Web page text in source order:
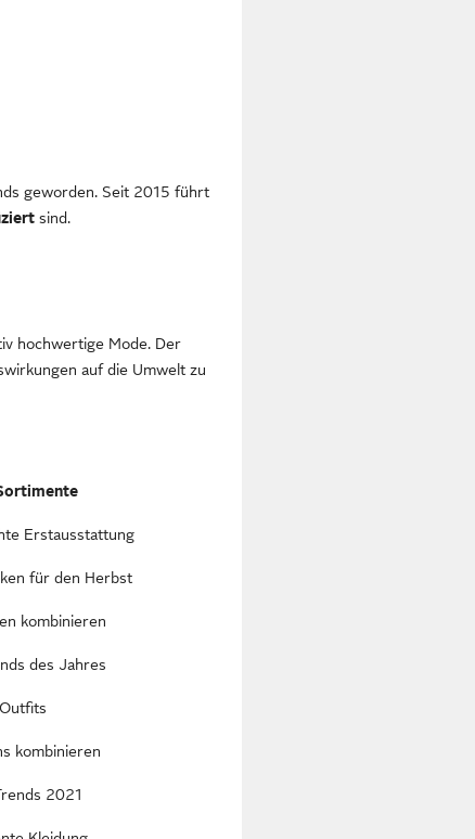
geworden. Seit 2015 führt
sind.
hochwertige Mode. Der
auf die Umwelt zu
Erstausstattung
für den Herbst
kombinieren
des Jahres
kombinieren
2021